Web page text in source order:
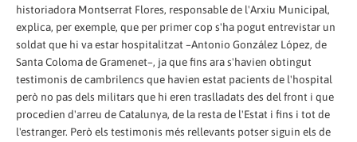
historiadora Montserrat Flores, responsable de l'Arxiu Municipal,
explica, per exemple, que per primer cop s'ha pogut entrevistar un
soldat que hi va estar hospitalitzat –Antonio González López, de
Santa Coloma de Gramenet–, ja que fins ara s'havien obtingut
testimonis de cambrilencs que havien estat pacients de l'hospital
però no pas dels militars que hi eren traslladats des del front i que
procedien d'arreu de Catalunya, de la resta de l'Estat i fins i tot de
l'estranger. Però els testimonis més rellevants potser siguin els de